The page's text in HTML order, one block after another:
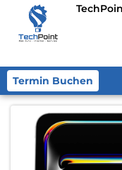
Termin Buchen